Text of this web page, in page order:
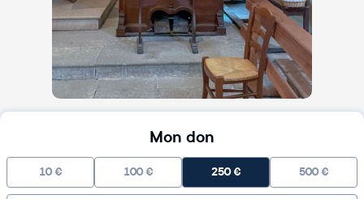
Mon don
10 € 100 € 250€ 500 €